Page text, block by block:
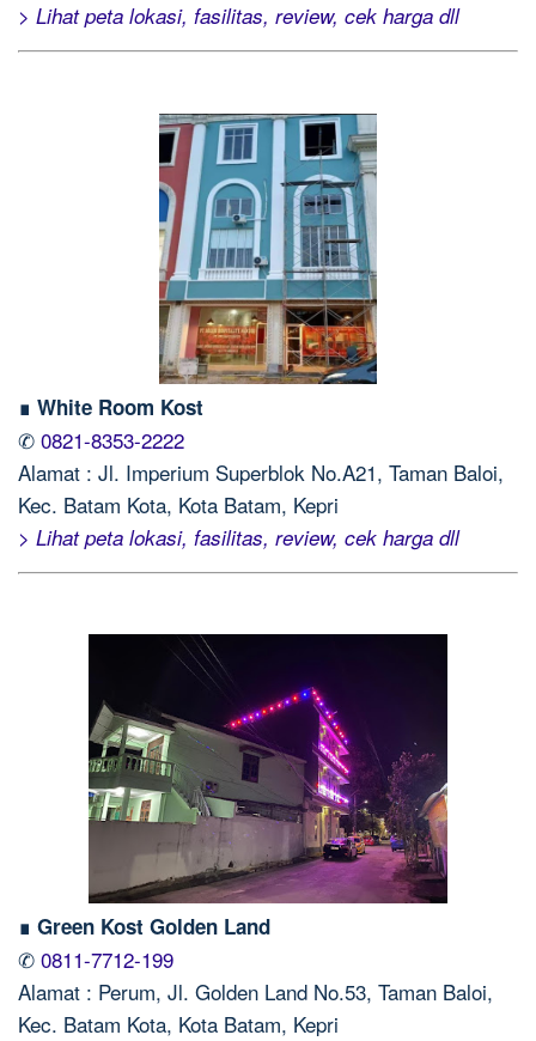
> Lihat peta lokasi, fasilitas, review, cek harga dll
∎ White Room Kost
✆ 0821-8353-2222
Alamat : Jl. Imperium Superblok No.A21, Taman Baloi,
Kec. Batam Kota, Kota Batam, Kepri
> Lihat peta lokasi, fasilitas, review, cek harga dll
∎ Green Kost Golden Land
✆ 0811-7712-199
Alamat : Perum, Jl. Golden Land No.53, Taman Baloi,
Kec. Batam Kota, Kota Batam, Kepri